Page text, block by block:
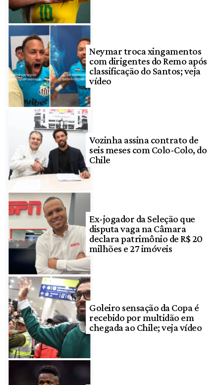
Neymar troca xingamentos
com dirigentes do Remo após
classificação do Santos; veja
vídeo
Vozinha assina contrato de
seis meses com Colo-Colo, do
Chile
Ex-jogador da Seleção que
disputa vaga na Câmara
declara patrimônio de R$ 20
milhões e 27 imóveis
Goleiro sensação da Copa é
recebido por multidão em
chegada ao Chile; veja vídeo